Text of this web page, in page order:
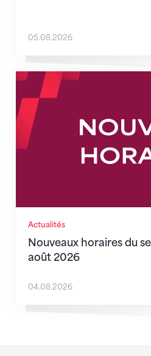
05.08.2026
Actualités
Nouveaux horaires du
août 2026
Nouveaux horaires du
04.08.2026